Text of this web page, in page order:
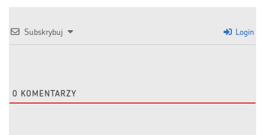
Subskrybuj Login
0 KOMENTARZY